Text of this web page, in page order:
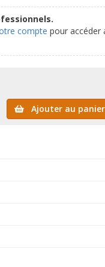
compte pour accéder
Ajouter au panier